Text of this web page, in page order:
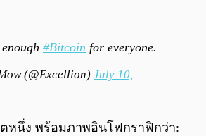
enough #Bitcoin for everyone.
(@Excellion) July 10,
หนึ่ง พร้อมภาพอินโฟกราฟิกว่า: